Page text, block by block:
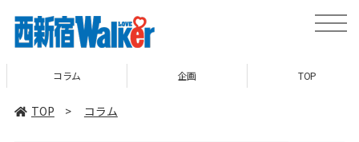
toggle
コラム 企画 TOP
TOP > コラム